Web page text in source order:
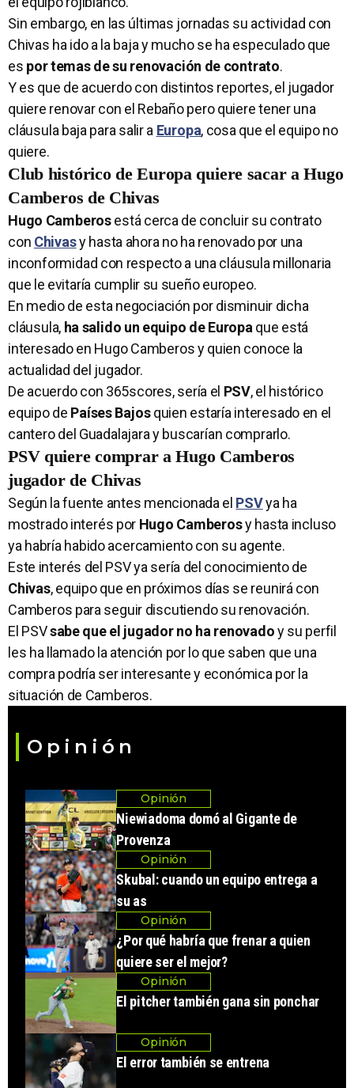
Sin embargo, en las últimas jornadas su actividad con
Chivas ha ido a la baja y mucho se ha especulado que
es por temas de su renovación de contrato.
Y es que de acuerdo con distintos reportes, el jugador
quiere renovar con el Rebaño pero quiere tener una
cláusula baja para salir a Europa, cosa que el equipo no
quiere.
Club histórico de Europa quiere sacar a Hugo
Camberos de Chivas
Hugo Camberosestá cerca de concluir su contrato
con Chivasy hasta ahora no ha renovado por una
inconformidad con respecto a una cláusula millonaria
que le evitaría cumplir su sueño europeo.
En medio de esta negociación por disminuir dicha
cláusula, ha salido un equipo de Europaque está
interesadoen Hugo Camberos y quien conoce la
actualidad del jugador.
De acuerdo con 365scores, sería el PSV, el histórico
equipo de Países Bajosquien estaría interesado en el
cantero del Guadalajara y buscarían comprarlo.
PSV quiere comprar a Hugo Camberos
jugador de Chivas
Según la fuente antes mencionada el PSVya ha
mostrado interés por Hugo Camberosy hasta incluso
ya habría habido acercamiento con su agente.
Este interés del PSV ya sería del conocimiento de
Chivas, equipo que en próximos días se reunirá con
Camberos para seguir discutiendo su renovación.
El PSVsabe que el jugador no ha renovadoy su perfil
les ha llamado la atención por lo que saben que una
compra podría ser interesante y económica por la
situación de Camberos.
Opinión
Opinión
Niewiadoma domó al Gigante de
Provenza
Opinión
Skubal: cuando un equipo entrega a
su as
Opinión
¿Por qué habría que frenar a quien
quiere ser el mejor?
Opinión
El pitcher también gana sin ponchar
Opinión
El error también se entrena